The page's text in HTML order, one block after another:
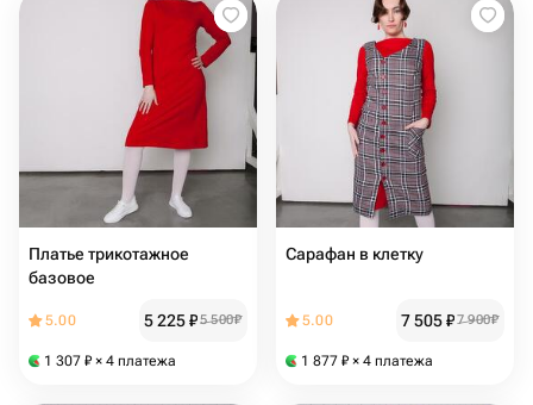
Платье трикотажное
базовое
5.00 5 225₽5 500₽
1 307 ₽ × 4 платежа
Сарафан в клетку
5.00 7 505₽7 900₽
1 877 ₽ × 4 платежа